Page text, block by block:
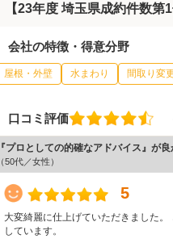
【23年度 埼玉県成約件数
会社の特徴・得意分野
屋根・外壁 水まわり 間取り変
口コミ評価
『プロとしての的確なアドバイス』が良
（50代／女性）
5
大変綺麗に仕上げていただきました。
しています。